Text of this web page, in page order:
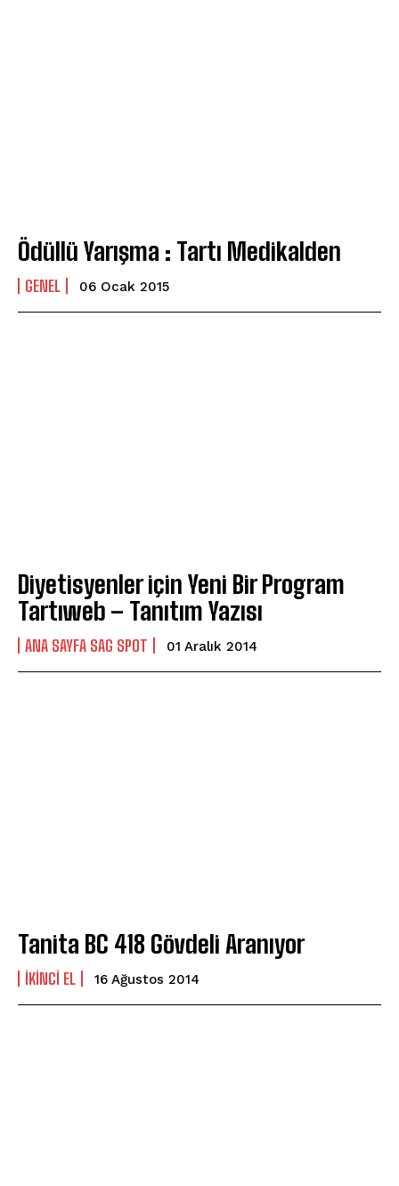
Ödüllü Yarışma : Tartı Medikalden
GENEL 06 Ocak 2015
Diyetisyenler için Yeni Bir Program
Tartıweb – Tanıtım Yazısı
ANA SAYFA SAG SPOT 01 Aralık 2014
Tanita BC 418 Gövdeli Aranıyor
İKINCI EL 16 Ağustos 2014